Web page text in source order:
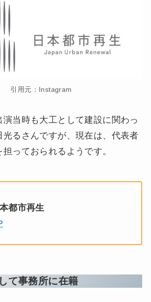
引用元：Instagram
演当時も大工として建設に関わっ
光るさんですが、現在は、代表者
っておられるようです。
都市再生
て事務所に在籍